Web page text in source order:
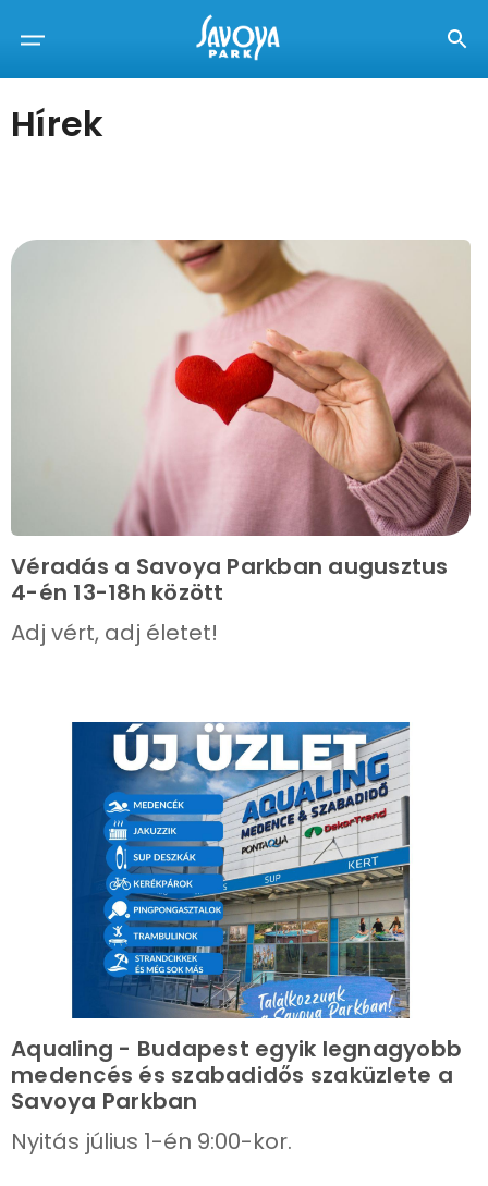
Hírek
Véradás a Savoya Parkban augusztus
4-én 13-18h között
Adj vért, adj életet!
Aqualing - Budapest egyik legnagyobb
medencés és szabadidős szaküzlete a
Savoya Parkban
Nyitás július 1-én 9:00-kor.